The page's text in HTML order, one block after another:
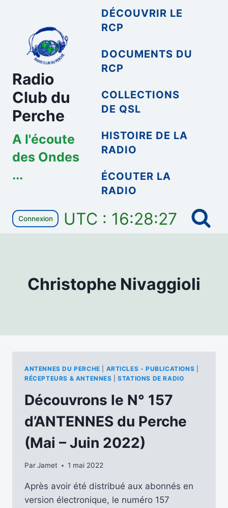
contenu
Radio
Club du
Perche
A l'écoute
des Ondes
...
DÉCOUVRIR LE
RCP
DOCUMENTS DU
RCP
COLLECTIONS
DE QSL
HISTOIRE DE LA
RADIO
ÉCOUTER LA
RADIO
Connexion UTC : 16:28:27
Christophe Nivaggioli
ANTENNES DU PERCHE ARTICLES - PUBLICATIONS
RÉCEPTEURS & ANTENNES |STATIONS DE RADIO
Découvrons le N° 157
d’ANTENNES du Perche
(Mai – Juin 2022)
ParJamet 1 mai 2022
Après avoir été distribué aux abonnés en
version électronique, le numéro 157